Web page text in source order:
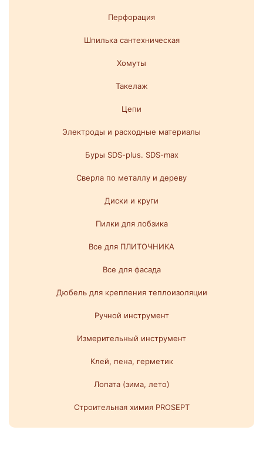
Перфорация
Шпилька сантехническая
Хомуты
Такелаж
Цепи
Электроды и расходные материалы
Буры SDS-plus. SDS-max
Сверла по металлу и дереву
Диски и круги
Пилки для лобзика
Все для ПЛИТОЧНИКА
Все для фасада
Дюбель для крепления теплоизоляции
Ручной инструмент
Измерительный инструмент
Клей, пена, герметик
Лопата (зима, лето)
Строительная химия PROSEPT